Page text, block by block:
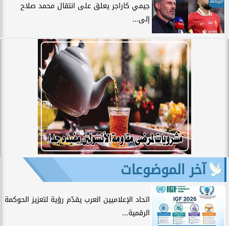
جيمي كاراجر يعلق على انتقال محمد صلاح
إلى...
آخر الموضوعات
اتحاد الإعلاميين العرب يقدّم رؤية لتعزيز الحوكمة
الرقمية...